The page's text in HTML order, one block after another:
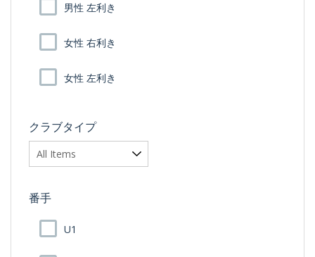
男性 左利き
女性 右利き
女性 左利き
クラブタイプ
番手
U1